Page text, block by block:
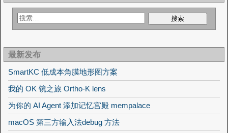
最新发布
SmartKC 低成本角膜地形图方案
我的 OK 镜之旅 Ortho-K lens
为你的 AI Agent 添加记忆宫殿 mempalace
macOS 第三方输入法debug 方法